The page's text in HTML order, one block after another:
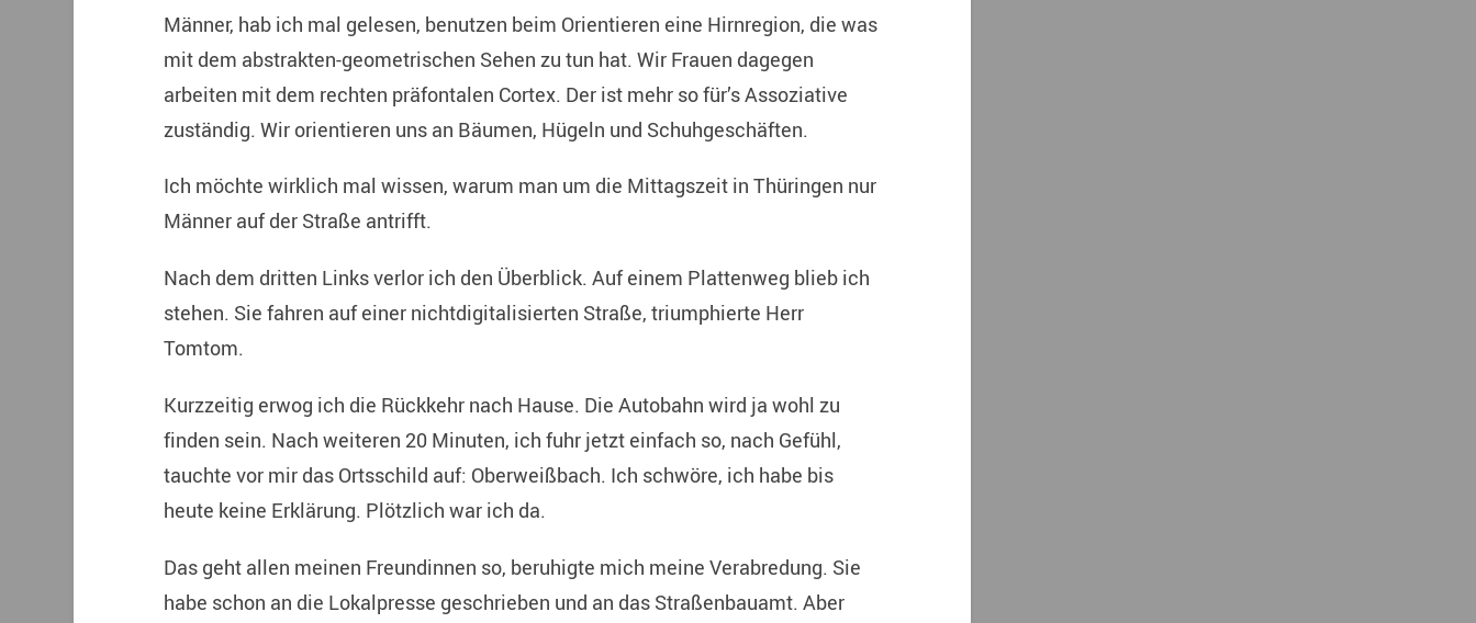
Männer, hab ich mal gelesen, benutzen beim Orientieren eine Hirnregion, die was
mit dem abstrakten-geometrischen Sehen zu tun hat. Wir Frauen dagegen
arbeiten mit dem rechten präfontalen Cortex. Der ist mehr so für’s Assoziative
zuständig. Wir orientieren uns an Bäumen, Hügeln und Schuhgeschäften.
Ich möchte wirklich mal wissen, warum man um die Mittagszeit in Thüringen nur
Männer auf der Straße antrifft.
Nach dem dritten Links verlor ich den Überblick. Auf einem Plattenweg blieb ich
stehen. Sie fahren auf einer nichtdigitalisierten Straße, triumphierte Herr
Tomtom.
Kurzzeitig erwog ich die Rückkehr nach Hause. Die Autobahn wird ja wohl zu
finden sein. Nach weiteren 20 Minuten, ich fuhr jetzt einfach so, nach Gefühl,
tauchte vor mir das Ortsschild auf: Oberweißbach. Ich schwöre, ich habe bis
heute keine Erklärung. Plötzlich war ich da.
Das geht allen meinen Freundinnen so, beruhigte mich meine Verabredung. Sie
habe schon an die Lokalpresse geschrieben und an das Straßenbauamt. Aber